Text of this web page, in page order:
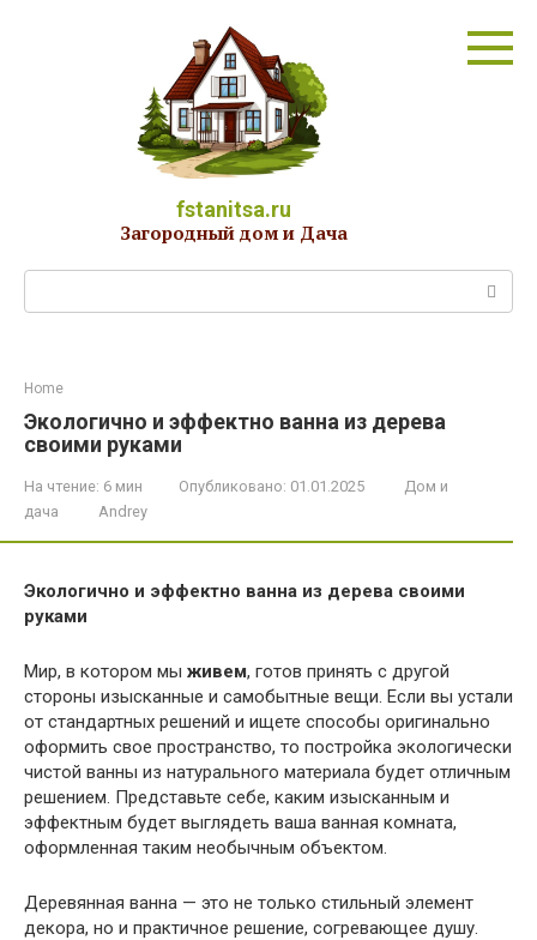
fstanitsa.ru
Загородный дом и Дача
Home
Экологично и эффектно ванна из дерева
своими руками
На чтение: 6 мин Опубликовано: 01.01.2025
Дом и
дача
Andrey
Экологично и эффектно ванна из дерева своими
руками
Мир, в котором мы живем, готов принять с другой
стороны изысканные и самобытные вещи. Если вы устали
от стандартных решений и ищете способы оригинально
оформить свое пространство, то постройка экологически
чистой ванны из натурального материала будет отличным
решением. Представьте себе, каким изысканным и
эффектным будет выглядеть ваша ванная комната,
оформленная таким необычным объектом.
Деревянная ванна — это не только стильный элемент
декора, но и практичное решение, согревающее душу.